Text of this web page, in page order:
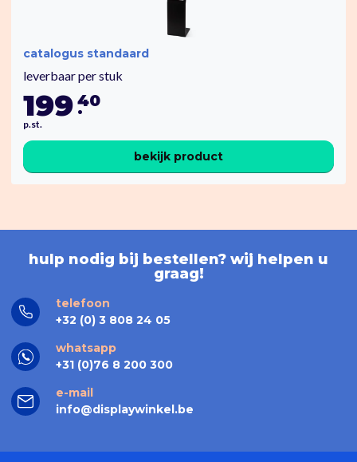
catalogus standaard
leverbaar per stuk
199 .
40
p.st.
bekijk product
hulp nodig bij bestellen? wij helpen u
graag!
telefoon
+32 (0) 3 808 24 05
whatsapp
+31 (0)76 8 200 300
e-mail
info@displaywinkel.be